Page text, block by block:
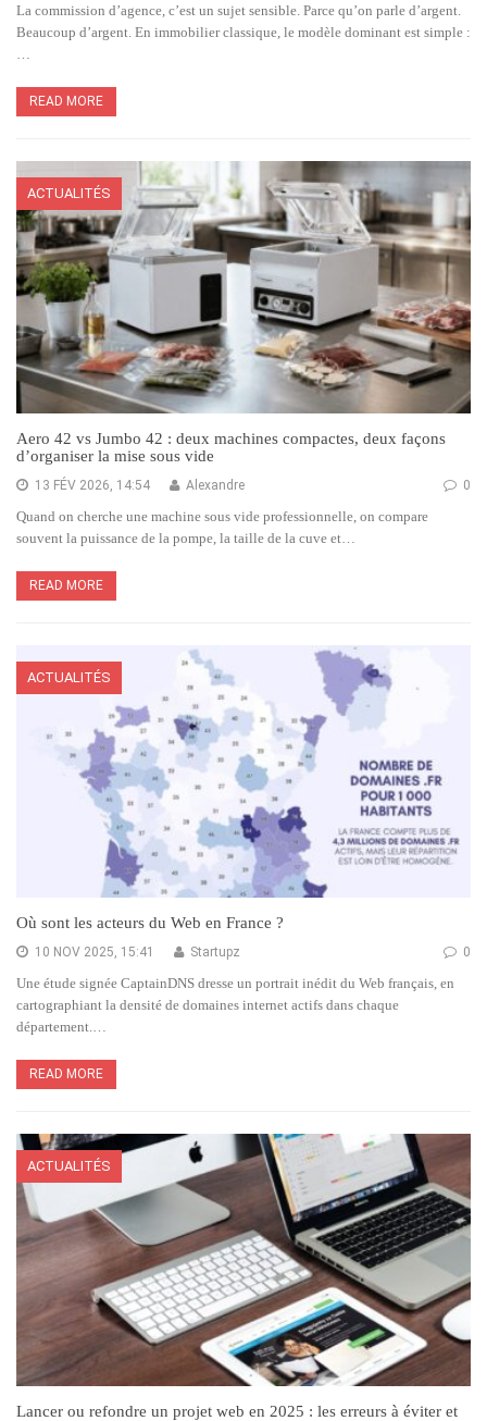
La commission d’agence, c’est un sujet sensible. Parce qu’on parle d’argent.
Beaucoup d’argent. En immobilier classique, le modèle dominant est simple :
READ MORE
ACTUALITÉS
Aero 42 vs Jumbo 42 : deux machines compactes, deux façons
d’organiser la mise sous vide
13 FÉV 2026, 14:54 0
Alexandre
Quand on cherche une machine sous vide professionnelle, on compare
souvent la puissance de la pompe, la taille de la cuve et…
READ MORE
ACTUALITÉS
Où sont les acteurs du Web en France ?
10 NOV 2025, 15:41 0
Startupz
Une étude signée CaptainDNS dresse un portrait inédit du Web français, en
cartographiant la densité de domaines internet actifs dans chaque
département.…
READ MORE
ACTUALITÉS
Lancer ou refondre un projet web en 2025 : les erreurs à éviter et